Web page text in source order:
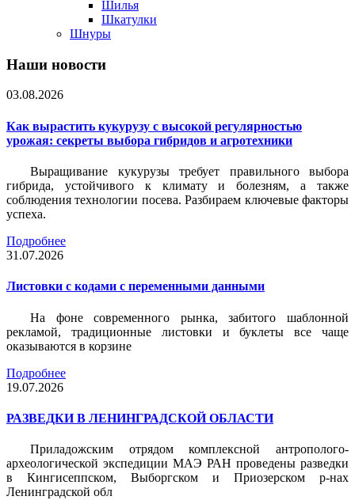
Шилья
Шкатулки
Шнуры
Наши новости
03.08.2026
Как вырастить кукурузу с высокой регулярностью
урожая: секреты выбора гибридов и агротехники
Выращивание кукурузы требует правильного выбора
гибрида, устойчивого к климату и болезням, а также
соблюдения технологии посева. Разбираем ключевые факторы
успеха.
Подробнее
31.07.2026
Листовки c кодами с переменными данными
На фоне современного рынка, забитого шаблонной
рекламой, традиционные листовки и буклеты все чаще
оказываются в корзине
Подробнее
19.07.2026
РАЗВЕДКИ В ЛЕНИНГРАДСКОЙ ОБЛАСТИ
Приладожским отрядом комплексной антрополого-
археологической экспедиции МАЭ РАН проведены разведки
в Кингисеппском, Выборгском и Приозерском р-нах
Ленинградской обл